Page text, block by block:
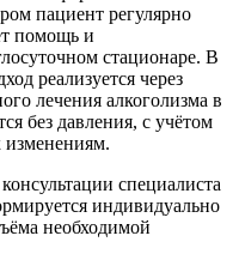
пациент регулярно
помощь и
стационаре. В
реализуется через
лечения алкоголизма в
без давления, с учётом
изменениям.
специалиста
индивидуально
необходимой